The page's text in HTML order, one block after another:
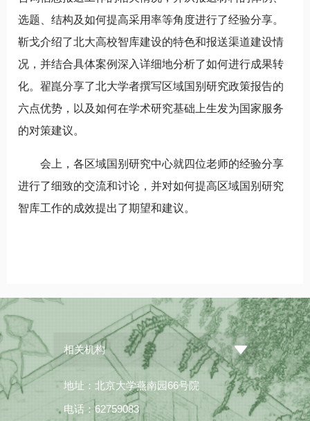
选题、结构及如何提高采用率等角度进行了经验分享。
靳戈介绍了北大高校智库建设的特色和报送渠道建设情
况，并结合具体案例深入详细地分析了如何进行成果转
化。翟崑分享了北大学者撰写区域国别研究政策报告的
六点优势，以及如何在学术研究基础上生发为国家服务
的对策建议。
会上，各区域国别研究中心就四位老师的经验分享
进行了细致的交流和讨论，并对如何提高区域国别研究
智库工作的成效提出了期望和建议。
相关机构
地址：北京大学燕南园66号院
电话：62759083